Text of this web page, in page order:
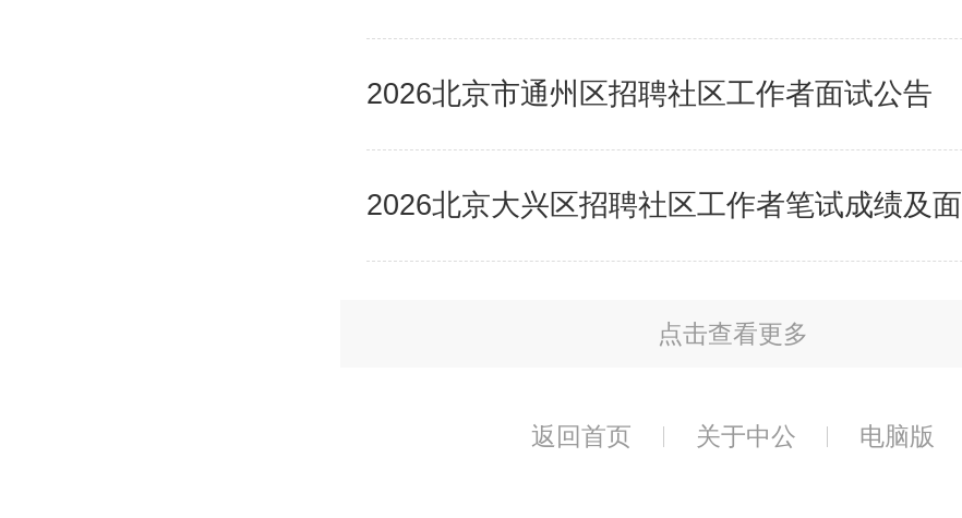
2026北京市通州区招聘社区工作者面试公告
2026北京大兴区招聘社区工作者笔试成绩及面
点击查看更多
返回首页 关于中公 电脑版